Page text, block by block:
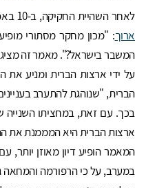
לאחר השהיית החקיקה, ב-10 באפריל, פרסמה סוכנות שין-חואה
ארוך: "מכון מחקר מסתורי
המשבר בישראל?". מאמר זה
על ידי ארצות הברית ומניע
הברית, "שנוהגת להתערב
בכך. עם זאת, במחציתו
ארצות הברית היא המממנת את
המאמר הופיע דיון מאוזן יותר,
במערב, על כי הרפורמה והמחאה